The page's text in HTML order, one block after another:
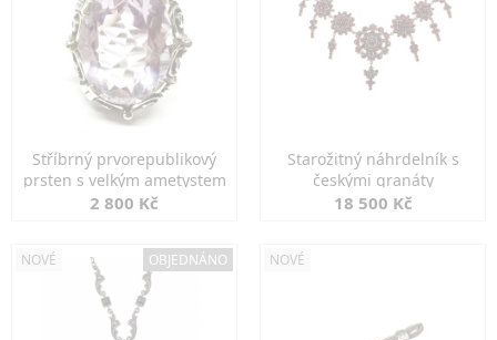
Stříbrný prvorepublikový
prsten s velkým ametystem
2 800 Kč
Starožitný náhrdelník s
českými granáty
18 500 Kč
NOVÉ OBJEDNÁNO NOVÉ